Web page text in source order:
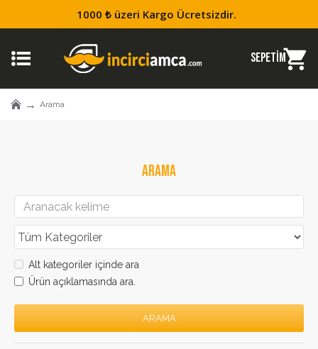
1000 ₺ üzeri Kargo Ücretsizdir.
Arama
ARAMA
Alt kategoriler içinde ara
Ürün açıklamasında ara.
ARAMA